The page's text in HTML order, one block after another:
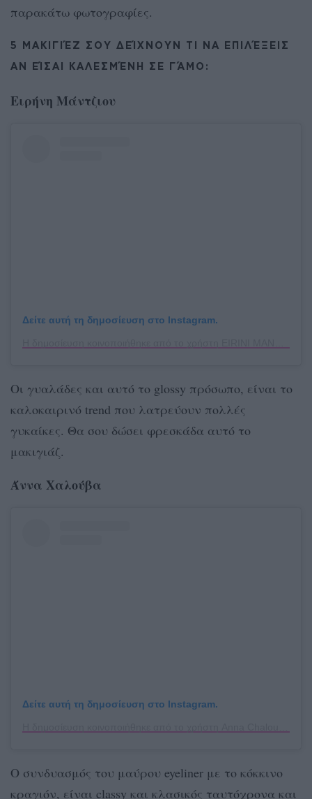
παρακάτω φωτογραφίες.
5 ΜΑΚΙΓΙΈΖ ΣΟΥ ΔΕΊΧΝΟΥΝ ΤΙ ΝΑ ΕΠΙΛΈΞΕΙΣ
ΑΝ ΕΊΣΑΙ ΚΑΛΕΣΜΈΝΗ ΣΕ ΓΆΜΟ:
Ειρήνη Μάντζιου
Δείτε αυτή τη δημοσίευση στο Instagram.
Οι γυαλάδες και αυτό το glossy πρόσωπο, είναι το
καλοκαιρινό trend που λατρεύουν πολλές
γυκαίκες. Θα σου δώσει φρεσκάδα αυτό το
μακιγιάζ.
Άννα Χαλούβα
Δείτε αυτή τη δημοσίευση στο Instagram.
Ο συνδυασμός του μαύρου eyeliner με το κόκκινο
κραγιόν, είναι classy και κλασικός ταυτόχρονα και